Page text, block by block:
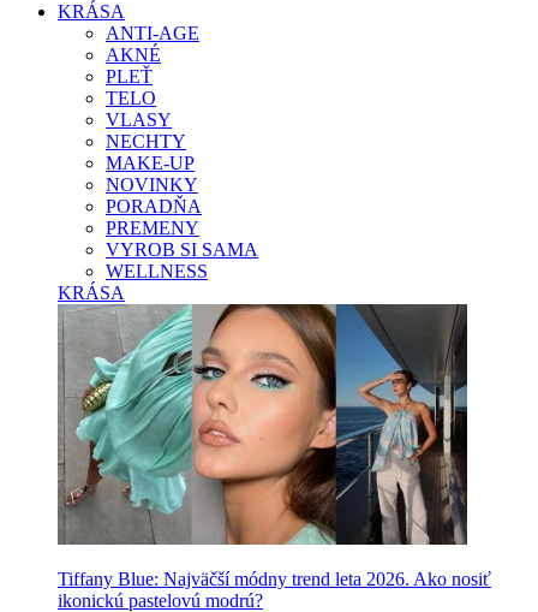
KRÁSA
ANTI-AGE
AKNÉ
PLEŤ
TELO
VLASY
NECHTY
MAKE-UP
NOVINKY
PORADŇA
PREMENY
VYROB SI SAMA
WELLNESS
KRÁSA
Tiffany Blue: Najväčší módny trend leta 2026. Ako nosiť
ikonickú pastelovú modrú?